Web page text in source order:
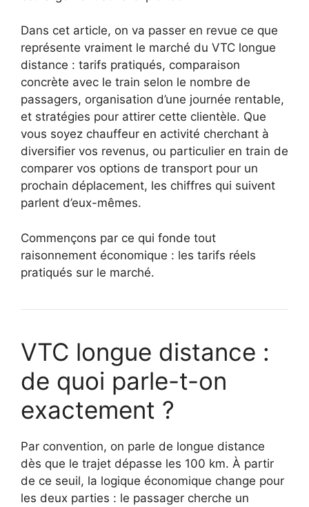
Dans cet article, on va passer en revue ce que
représente vraiment le marché du VTC longue
distance : tarifs pratiqués, comparaison
concrète avec le train selon le nombre de
passagers, organisation d’une journée rentable,
et stratégies pour attirer cette clientèle. Que
vous soyez chauffeur en activité cherchant à
diversifier vos revenus, ou particulier en train de
comparer vos options de transport pour un
prochain déplacement, les chiffres qui suivent
parlent d’eux-mêmes.
Commençons par ce qui fonde tout
raisonnement économique : les tarifs réels
pratiqués sur le marché.
VTC longue distance :
de quoi parle-t-on
exactement ?
Par convention, on parle de longue distance
dès que le trajet dépasse les 100 km. À partir
de ce seuil, la logique économique change pour
les deux parties : le passager cherche un